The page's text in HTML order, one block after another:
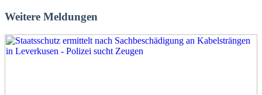
Weitere Meldungen